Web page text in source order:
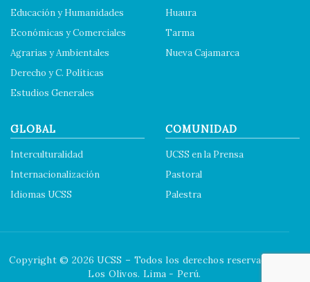
Educación y Humanidades
Económicas y Comerciales
Agrarias y Ambientales
Derecho y C. Políticas
Estudios Generales
Huaura
Tarma
Nueva Cajamarca
GLOBAL
Interculturalidad
Internacionalización
Idiomas UCSS
COMUNIDAD
UCSS en la Prensa
Pastoral
Palestra
Copyright © 2026 UCSS – Todos los derechos reservados.
Los Olivos. Lima - Perú.